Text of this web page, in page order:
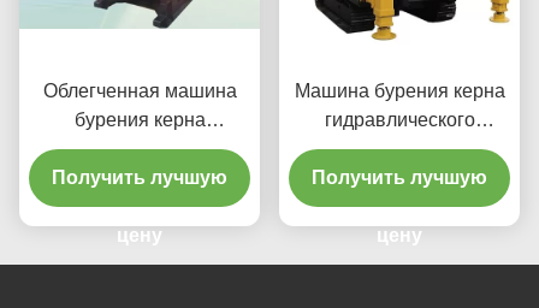
Облегченная машина
бурения керна
гидравлического
минирования СИ-4
Получить лучшую
цену
Машина бурения керна
гидравлического
минирования глубокой
ямы СИД-3
Получить лучшую
цену